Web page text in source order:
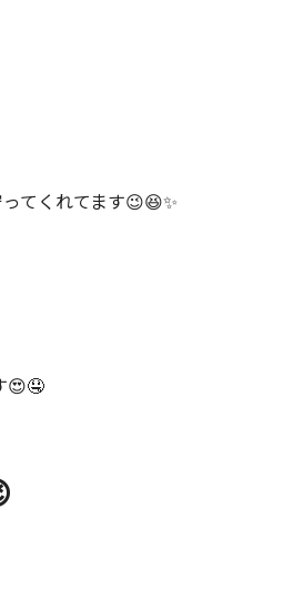
てくれてます😉😆✨
😍🤤